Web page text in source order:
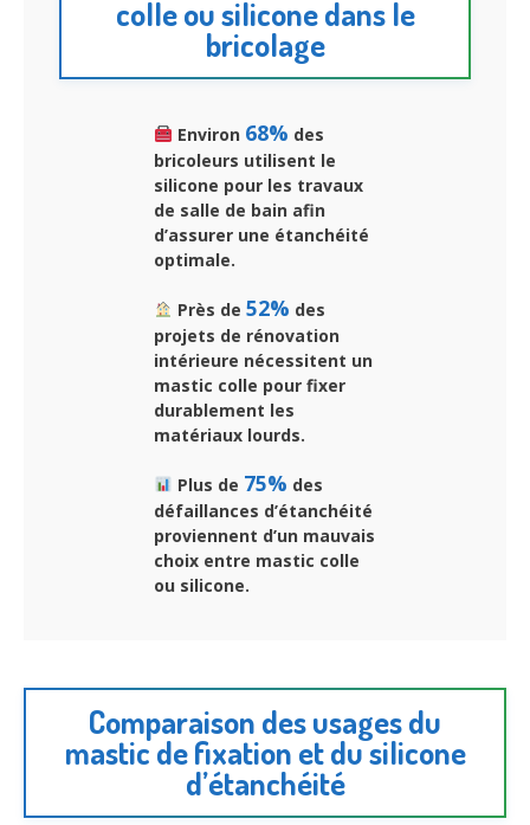
colle ou silicone dans le
bricolage
Environ 68% des
bricoleurs utilisent le
silicone pour les travaux
de salle de bain afin
d’assurer une étanchéité
optimale.
Près de 52% des
projets de rénovation
intérieure nécessitent un
mastic colle pour fixer
durablement les
matériaux lourds.
Plus de 75% des
défaillances d’étanchéité
proviennent d’un mauvais
choix entre mastic colle
ou silicone.
Comparaison des usages du
mastic de fixation et du silicone
d’étanchéité